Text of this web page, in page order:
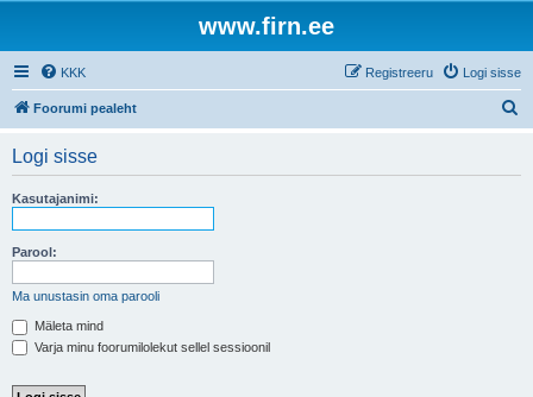
www.firn.ee
KKK Logi sisse
Registreeru
Foorumi pealeht
Logi sisse
Kasutajanimi:
Parool:
Ma unustasin oma parooli
Mäleta mind
Varja minu foorumilolekut sellel sessioonil